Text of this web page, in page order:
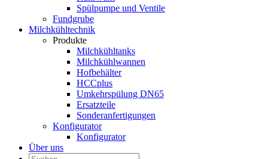
Spülpumpe und Ventile
Fundgrube
Milchkühltechnik
Produkte
Milchkühltanks
Milchkühlwannen
Hofbehälter
HCCplus
Umkehrspülung DN65
Ersatzteile
Sonderanfertigungen
Konfigurator
Konfigurator
Über uns